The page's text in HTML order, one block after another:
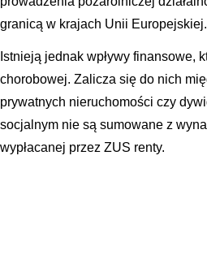
granicą w krajach Unii Europejskiej.
Istnieją jednak wpływy finansowe,
chorobowej. Zalicza się do nich
prywatnych nieruchomości czy
socjalnym nie są sumowane z
wypłacanej przez ZUS renty.